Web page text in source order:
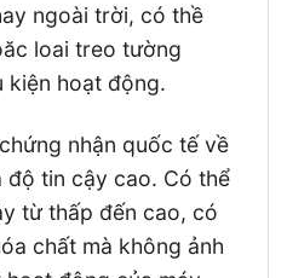
ngoài trời, có thề
loai treo tường
kiện hoạt động.
nhận quốc tế về
độ tin cậy cao. Có thể
từ thấp đến cao, có
chất mà không ảnh